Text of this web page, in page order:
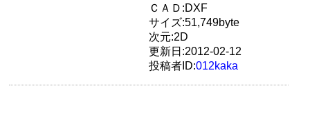
ＣＡＤ:DXF
サイズ:51,749byte
次元:2D
更新日:2012-02-12
投稿者ID:012kaka